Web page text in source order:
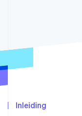
Identity
Inleiding